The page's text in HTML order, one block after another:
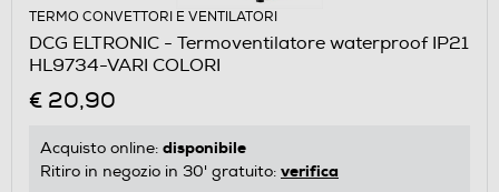
TERMO CONVETTORI E VENTILATORI
DCG ELTRONIC - Termoventilatore waterproof IP21
HL9734-VARI COLORI
€ 20,90
Acquisto online: disponibile
Ritiro in negozio in 30' gratuito: verifica